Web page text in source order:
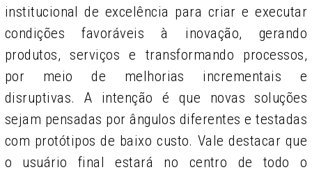
institucional de excelência para criar e executar
condições favoráveis à inovação, gerando
produtos, serviços e transformando processos,
por meio de melhorias incrementais e
disruptivas. A intenção é que novas soluções
sejam pensadas por ângulos diferentes e testadas
com protótipos de baixo custo. Vale destacar que
o usuário final estará no centro de todo o